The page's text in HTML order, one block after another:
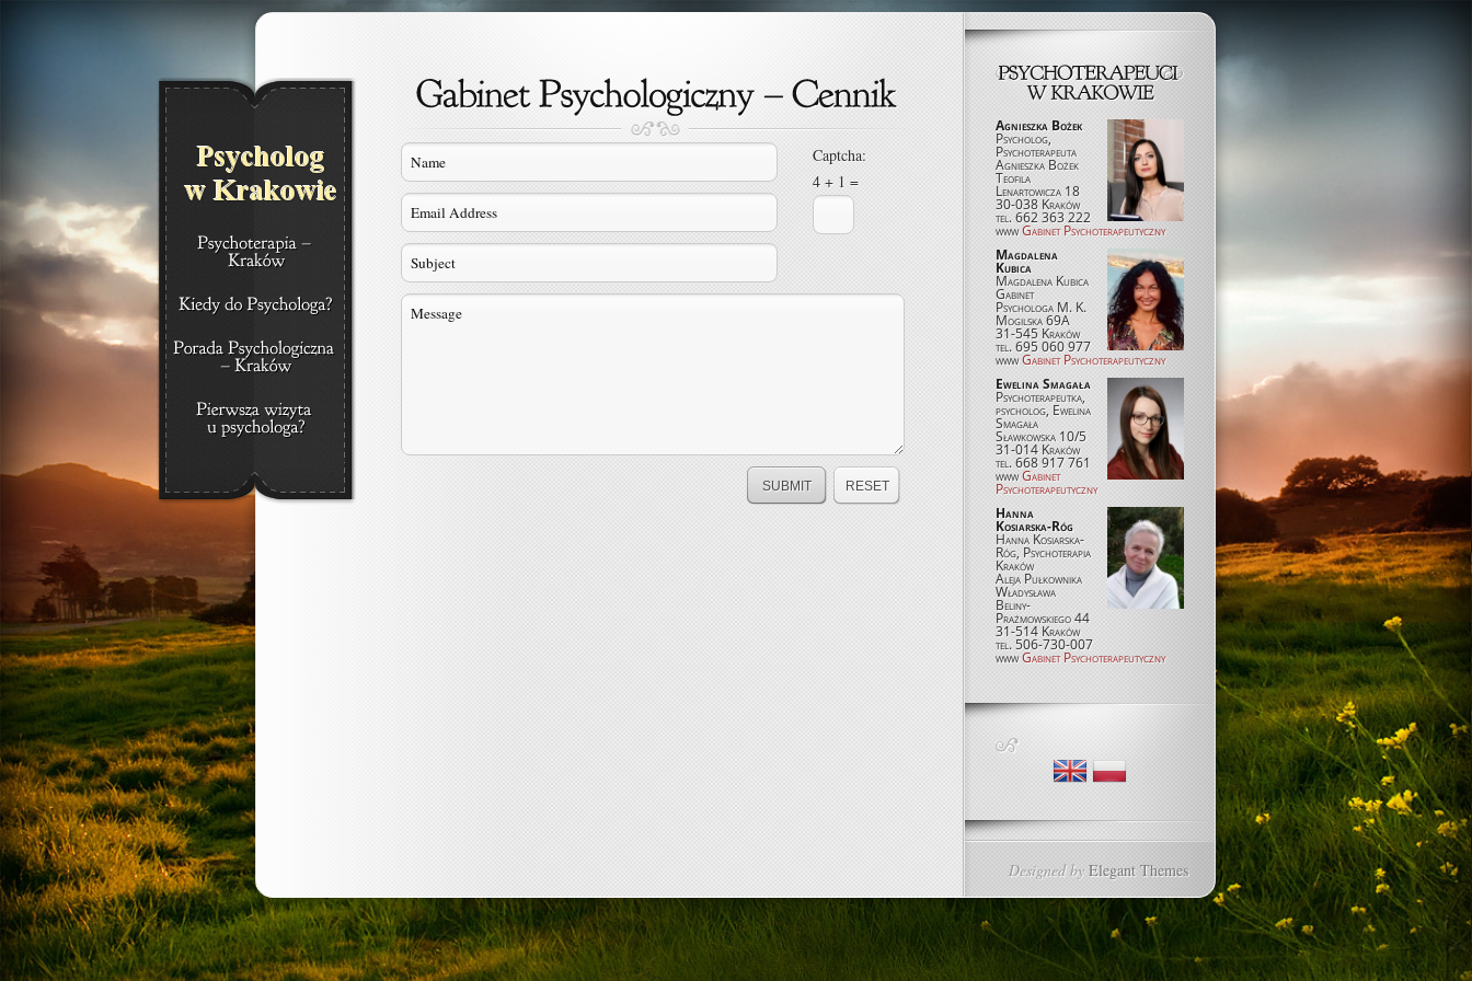
Captcha:
4 + 1 =
Agnieszka Bożek
Psycholog,
Psychoterapeuta
Agnieszka Bożek
Teofila
Lenartowicza 18
30-038 Kraków
tel. 662 363 222
wwwGabinet Psychoterapeutyczny
Magdalena
Kubica
Magdalena Kubica
Gabinet
Psychologa M. K.
Mogilska 69A
31-545 Kraków
tel. 695 060 977
wwwGabinet Psychoterapeutyczny
Ewelina Smagała
Psychoterapeutka,
psycholog, Ewelina
Smagała
Sławkowska 10/5
31-014 Kraków
tel. 668 917 761
wwwGabinet
Psychoterapeutyczny
Hanna
Kosiarska-Róg
Hanna Kosiarska-
Róg, Psychoterapia
Kraków
Aleja Pułkownika
Władysława
Beliny-
Prażmowskiego 44
31-514 Kraków
tel. 506-730-007
wwwGabinet Psychoterapeutyczny
Designed byElegant Themes